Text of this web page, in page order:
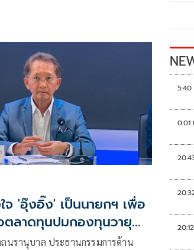
จ 'อุ๊งอิ๊ง' เป็นนายกฯ เพื่อ
ตลาดทุนปมกองทุนวายุ
นรานุบาล ประธานกรรมการด้าน
5:40
0:01